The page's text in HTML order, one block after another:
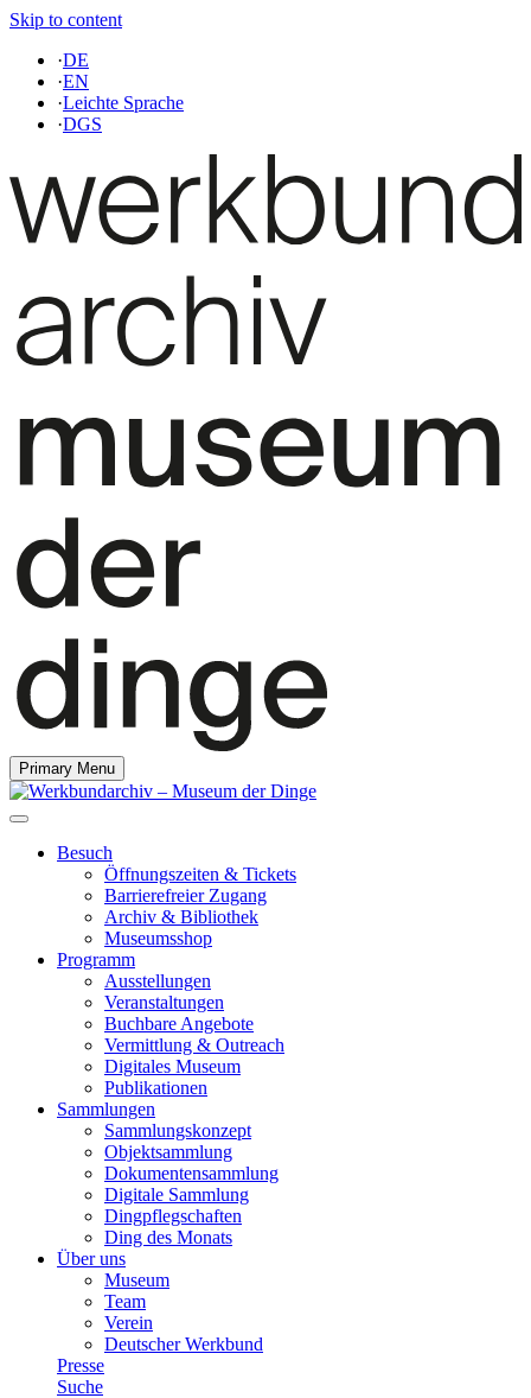
Skip to content
·DE
·EN
·Leichte Sprache
·DGS
Primary Menu
Besuch
Öffnungszeiten & Tickets
Barrierefreier Zugang
Archiv & Bibliothek
Museumsshop
Programm
Ausstellungen
Veranstaltungen
Buchbare Angebote
Vermittlung & Outreach
Digitales Museum
Publikationen
Sammlungen
Sammlungskonzept
Objektsammlung
Dokumentensammlung
Digitale Sammlung
Dingpflegschaften
Ding des Monats
Über uns
Museum
Team
Verein
Deutscher Werkbund
Presse
Suche